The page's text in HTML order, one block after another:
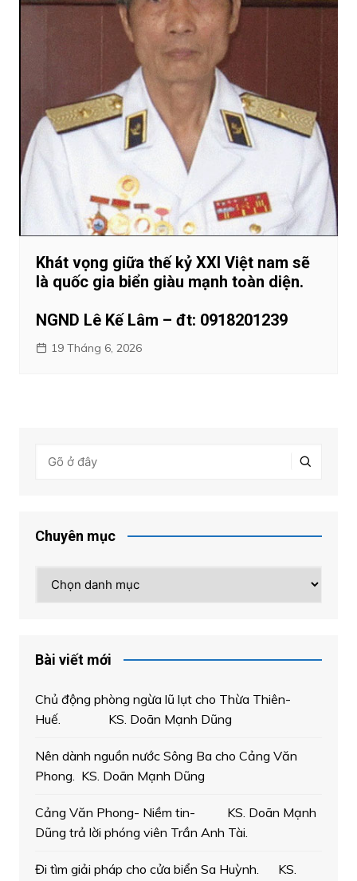
Khát vọng giữa thế kỷ XXI Việt nam sẽ
là quốc gia biển giàu mạnh toàn diện.
NGND Lê Kế Lâm – đt: 0918201239
19 Tháng 6, 2026
Chuyên mục
mục
Bài viết mới
Chủ động phòng ngừa lũ lụt cho Thừa Thiên-
Huế. KS. Doãn Mạnh Dũng
Nên dành nguồn nước Sông Ba cho Cảng Văn
Phong. KS. Doãn Mạnh Dũng
Cảng Văn Phong- Niềm tin- KS. Doãn Mạnh
Dũng trả lời phóng viên Trần Anh Tài.
Đi tìm giải pháp cho cửa biển Sa Huỳnh. KS.